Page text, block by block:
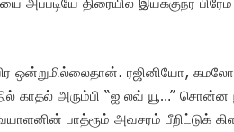
ஒன்றுமில்லைதான். ரஜினியோ,
காதல் அரும்பி “ஐ லவ் யூ…” சொன்ன
பாத்ரூம் அவசரம் பீறிட்டுக்